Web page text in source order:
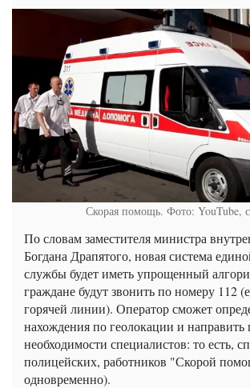
Скорая помощь. Фото: YouTube,
По словам заместителя министра
Богдана Драпятого, новая система
службы будет иметь упрощенный
граждане будут звонить по номеру 112
горячей линии). Оператор сможет
нахождения по геолокации и направить
необходимости специалистов: то есть,
полицейских, работников "Скорой
одновременно).